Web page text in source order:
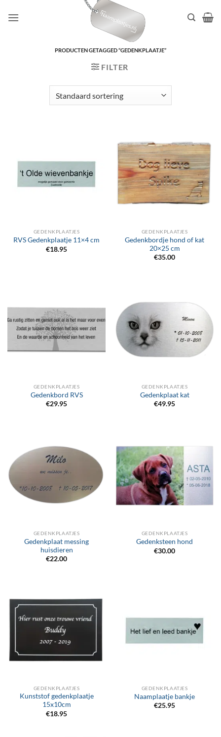
naar
PRODUCTEN GETAGGED “GEDENKPLAATJE”
FILTER
GEDENKPLAATJES
RVS Gedenkplaatje 11×4 cm
€18.95
GEDENKPLAATJES
Gedenkbordje hond of kat
20×25 cm
€35.00
GEDENKPLAATJES
Gedenkbord RVS
€29.95
GEDENKPLAATJES
Gedenkplaat kat
€49.95
GEDENKPLAATJES
Gedenkplaat messing
huisdieren
€22.00
GEDENKPLAATJES
Gedenksteen hond
€30.00
GEDENKPLAATJES
Kunststof gedenkplaatje
15x10cm
€18.95
GEDENKPLAATJES
Naamplaatje bankje
€25.95